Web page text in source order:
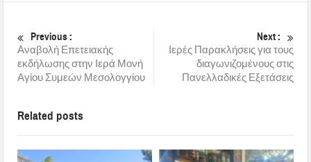
Previous :
Αναβολή Επετειακής
εκδήλωσης στην Ιερά Μονή
Αγίου Συμεών Μεσολογγίου
Next :
Ιερές Παρακλήσεις για τους
διαγωνιζομένους στις
Πανελλαδικές Εξετάσεις
Related posts